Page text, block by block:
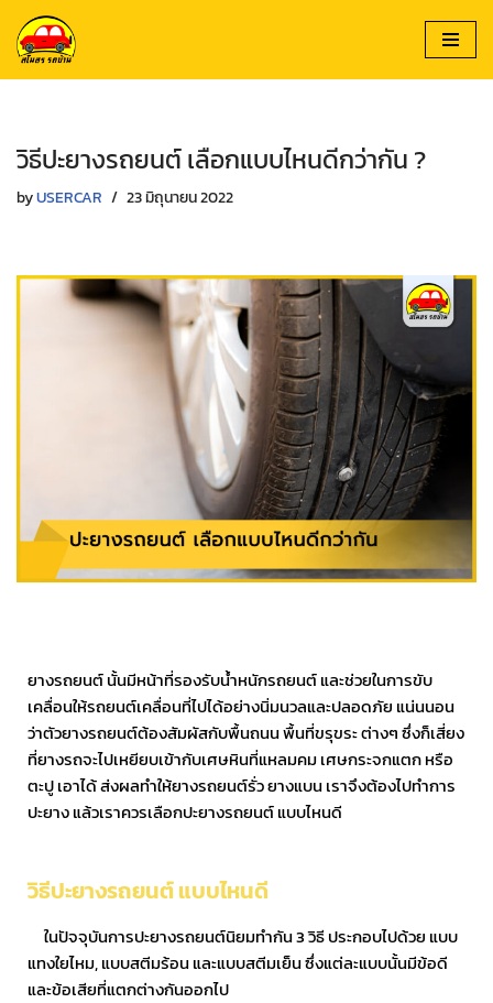
Skip
to
วิธีปะยางรถยนต์ เลือกแบบไหนดีกว่ากัน ?
byUSERCAR 23 มิถุนายน 2022
ยางรถยนต์นั้นมีหน้าที่รองรับน้ำหนักรถยนต์ และช่วยในการขับ
เคลื่อนให้รถยนต์เคลื่อนที่ไปได้อย่างนิ่มนวลและปลอดภัย แน่นนอน
ว่าตัวยางรถยนต์ต้องสัมผัสกับพื้นถนน พื้นที่ขรุขระ ต่างๆ ซึ่งก็เสี่ยง
ที่ยางรถจะไปเหยียบเข้ากับเศษหินที่แหลมคม เศษกระจกแตก หรือ
ตะปู เอาได้ ส่งผลทำให้ยางรถยนต์รั่ว ยางแบน เราจึงต้องไปทำการ
ปะยาง แล้วเราควรเลือกปะยางรถยนต์ แบบไหนดี
วิธีปะยางรถยนต์ แบบไหนดี
ในปัจจุบันการปะยางรถยนต์นิยมทำกัน 3 วิธี ประกอบไปด้วย แบบ
แทงใยไหม, แบบสตีมร้อน และแบบสตีมเย็น ซึ่งแต่ละแบบนั้นมีข้อดี
และข้อเสียที่แตกต่างกันออกไป